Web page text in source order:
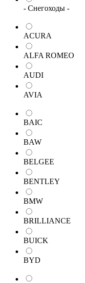
- Снегоходы -
ACURA
ALFA ROMEO
AUDI
AVIA
BAIC
BAW
BELGEE
BENTLEY
BMW
BRILLIANCE
BUICK
BYD